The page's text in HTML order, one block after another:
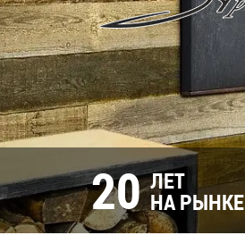
20 ЛЕТ
НА РЫНКЕ